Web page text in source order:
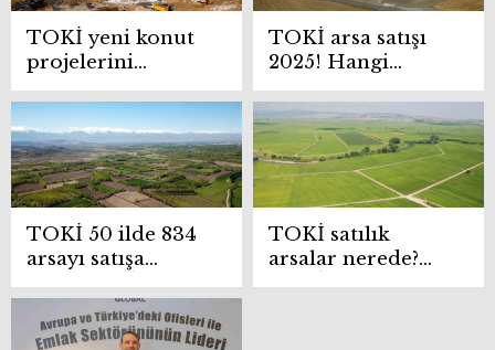
TOKİ yeni konut
projelerini
komisyona sundu
TOKİ arsa satışı
2025! Hangi
şehirlerde arsa
satacak?
TOKİ 50 ilde 834
arsayı satışa
çıkarıyor! İşte
tarihleri
TOKİ satılık
arsalar nerede?
TOKİ satılık